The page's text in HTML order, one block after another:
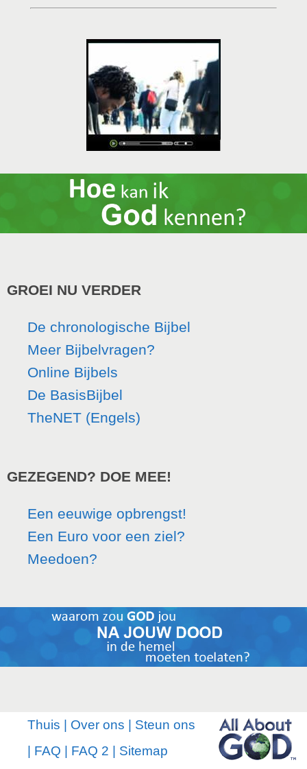
GROEI NU VERDER
De chronologische Bijbel
Meer Bijbelvragen?
Online Bijbels
De BasisBijbel
TheNET (Engels)
GEZEGEND? DOE MEE!
Een eeuwige opbrengst!
Een Euro voor een ziel?
Meedoen?
Thuis Over ons
Steun ons
FAQ FAQ 2 Sitemap